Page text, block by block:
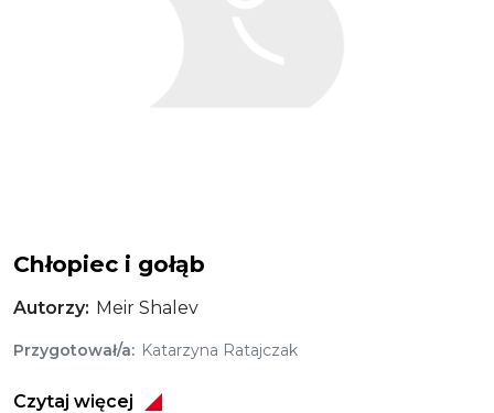
Chłopiec i gołąb
Autorzy Meir Shalev
Przygotował/a Katarzyna Ratajczak
Czytaj więcej